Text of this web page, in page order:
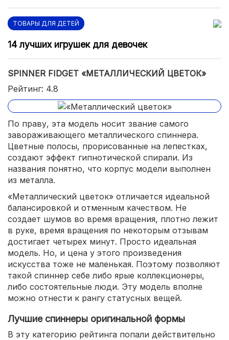
ТОВАРЫ ДЛЯ ДЕТЕЙ
14 лучших игрушек для девочек
SPINNER FIDGET «МЕТАЛЛИЧЕСКИЙ ЦВЕТОК»
Рейтинг: 4.8
По праву, эта модель носит звание самого
завораживающего металлического спиннера.
Цветные полосы, прорисованные на лепестках,
создают эффект гипнотической спирали. Из
названия понятно, что корпус модели выполнен
из металла.
«Металлический цветок» отличается идеальной
балансировкой и отменным качеством. Не
создает шумов во время вращения, плотно лежит
в руке, время вращения по некоторым отзывам
достигает четырех минут. Просто идеальная
модель. Но, и цена у этого произведения
искусства тоже не маленькая. Поэтому позволяют
такой спиннер себе либо ярые коллекционеры,
либо состоятельные люди. Эту модель вполне
можно отнести к рангу статусных вещей.
Лучшие спиннеры оригинальной формы
В эту категорию рейтинга попали действительно